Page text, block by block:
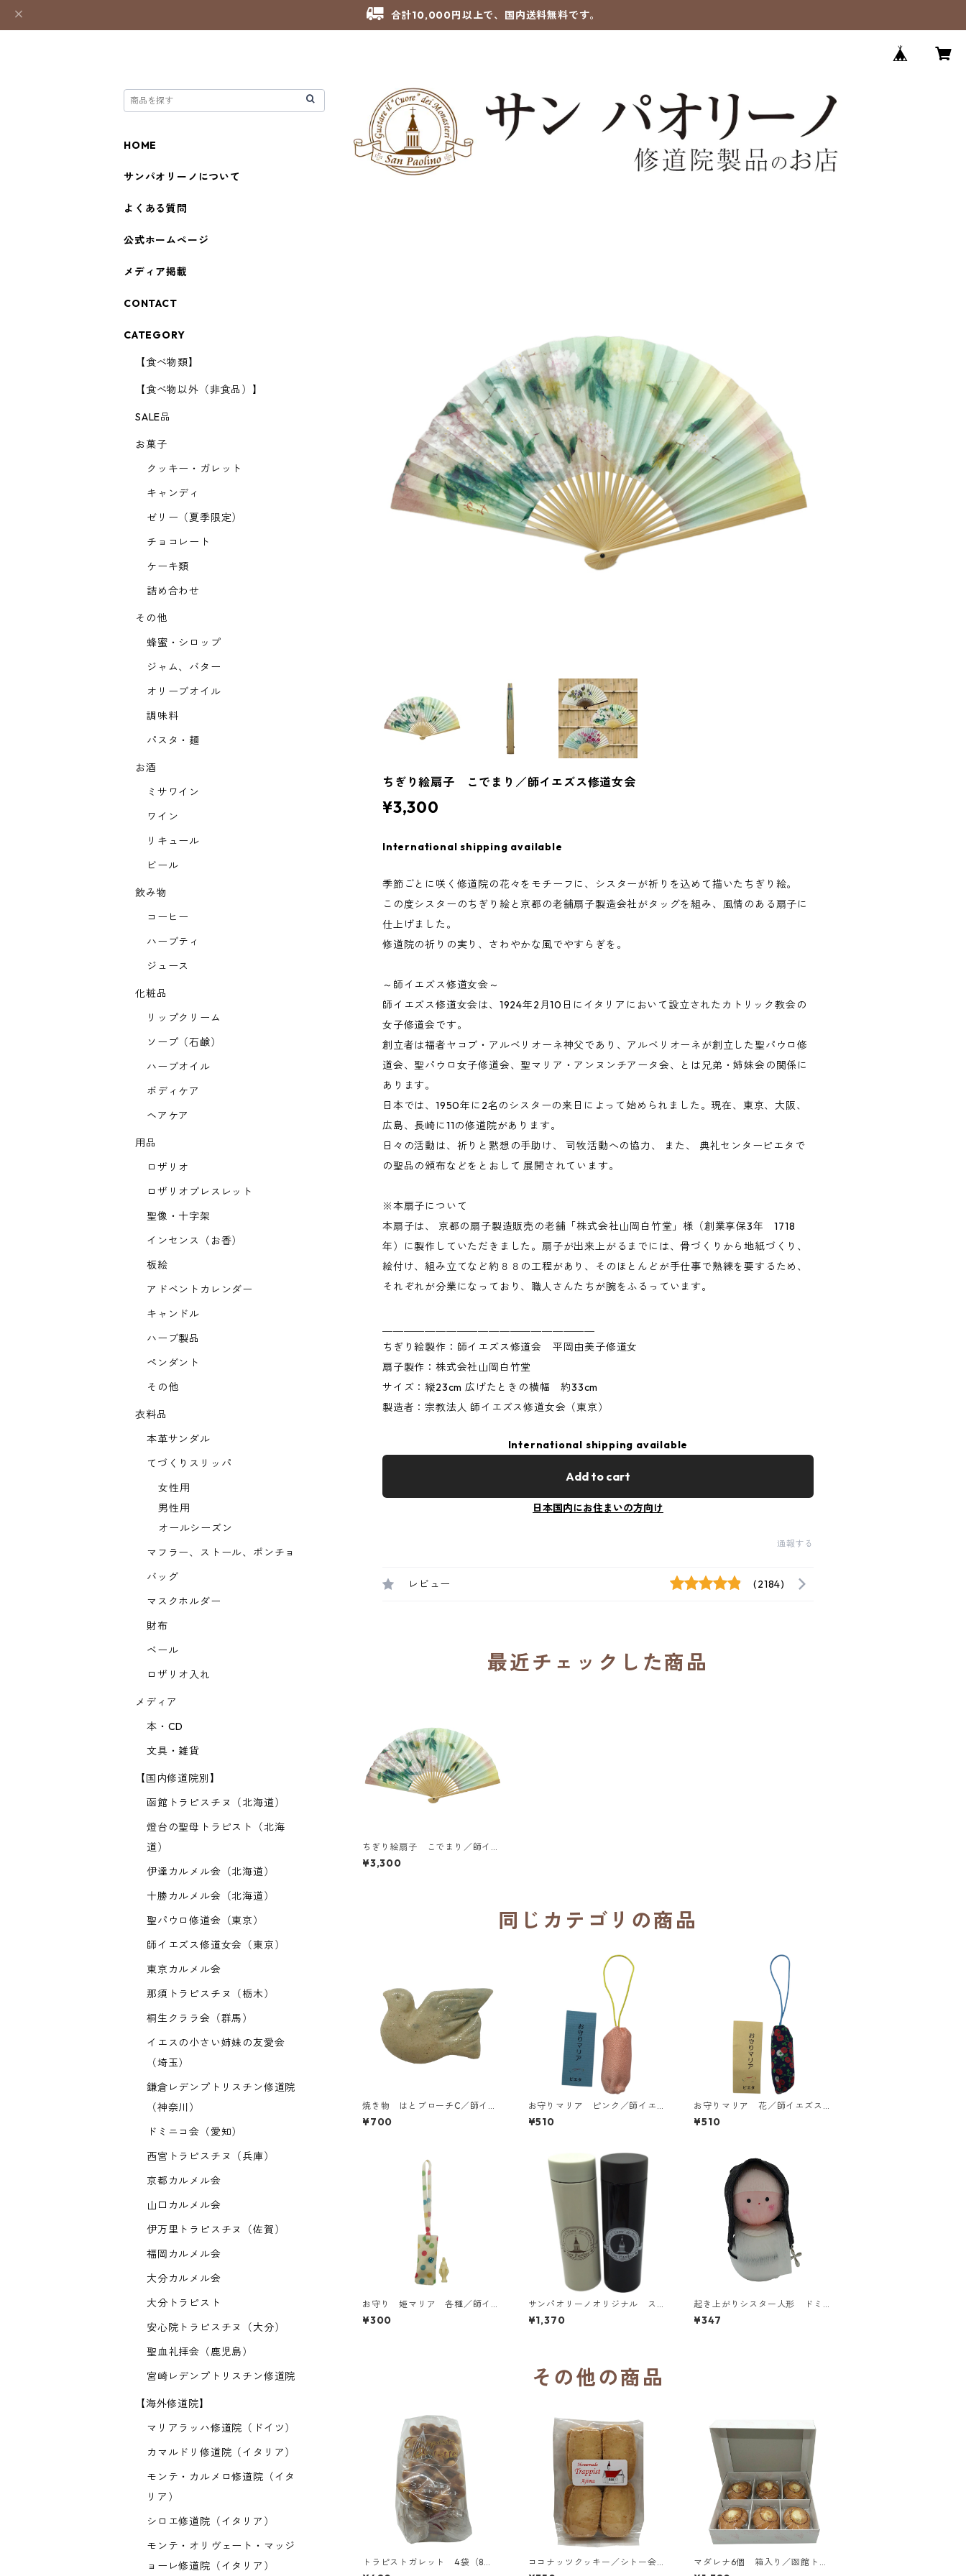
合計10,000円以上で、国内送料無料です。
ちぎり絵扇子 こでまり／師イエズス修道女会
¥3,300
International shipping available
季節ごとに咲く修道院の花々をモチーフに、シスターが祈りを込めて描いたちぎり絵。
この度シスターのちぎり絵と京都の老舗扇子製造会社がタッグを組み、風情のある扇子に
仕上げました。
修道院の祈りの実り、さわやかな風でやすらぎを。
～師イエズス修道女会～
師イエズス修道女会は、1924年2月10日にイタリアにおいて設立されたカトリック教会の
女子修道会です。
創立者は福者ヤコブ・アルベリオーネ神父であり、アルベリオーネが創立した聖パウロ修
道会、聖パウロ女子修道会、聖マリア・アンヌンチアータ会、とは兄弟・姉妹会の関係に
あります。
日本では、1950年に2名のシスターの来日によって始められました。現在、東京、大阪、
広島、長崎に11の修道院があります。
日々の活動は、祈りと黙想の手助け、 司牧活動への協力、 また、 典礼センターピエタで
の聖品の頒布などをとおして 展開されています。
※本扇子について
本扇子は、 京都の扇子製造販売の老舗「株式会社山岡白竹堂」様（創業享保3年 1718
年）に製作していただきました。扇子が出来上がるまでには、骨づくりから地紙づくり、
絵付け、組み立てなど約８８の工程があり、そのほとんどが手仕事で熟練を要するため、
それぞれが分業になっており、職人さんたちが腕をふるっています。
ちぎり絵製作：師イエズス修道会 平岡由美子修道女
扇子製作：株式会社山岡白竹堂
サイズ：縦23cm 広げたときの横幅 約33cm
製造者：宗教法人 師イエズス修道女会（東京）
International shipping available
Add to cart
日本国内にお住まいの方向け
通報する
レビュー (2184)
最近チェックした商品
ちぎり絵扇子 こでまり／師イエ
ズス修道女会
¥3,300
同じカテゴリの商品
焼き物 はとブローチC／師イエ
ズス修道女会
¥700
お守りマリア ピンク／師イエズ
ス修道女会
¥510
お守りマリア 花／師イエズス修
道女会
¥510
お守り 姫マリア 各種／師イエ
ズス修道女会
¥300
サンパオリーノオリジナル ステ
ンレスボトル（230ml）／ブラッ
ク・アイボリー
¥1,370
起き上がりシスター人形 ドミニ
コ会
¥347
その他の商品
トラピストガレット 4袋（8
個）入り／シトー会 那須トラピ
ココナッツクッキー／シトー会
安心院（あじむ）トラピスチヌ修
マダレナ6個 箱入り／函館トラ
ピスチヌ修道院 天使園
HOME
サンパオリーノについて
よくある質問
公式ホームページ
メディア掲載
CONTACT
CATEGORY
【食べ物類】
【食べ物以外（非食品）】
SALE品
お菓子
クッキー・ガレット
キャンディ
ゼリー（夏季限定）
チョコレート
ケーキ類
詰め合わせ
その他
蜂蜜・シロップ
ジャム、バター
オリーブオイル
調味料
パスタ・麺
お酒
ミサワイン
ワイン
リキュール
ビール
飲み物
コーヒー
ハーブティ
ジュース
化粧品
リップクリーム
ソープ（石鹸）
ハーブオイル
ボディケア
ヘアケア
用品
ロザリオ
ロザリオブレスレット
聖像・十字架
インセンス（お香）
板絵
アドベントカレンダー
キャンドル
ハーブ製品
ペンダント
その他
衣料品
本革サンダル
てづくりスリッパ
女性用
男性用
オールシーズン
マフラー、ストール、ポンチョ
バッグ
マスクホルダー
財布
ベール
ロザリオ入れ
メディア
本・CD
文具・雑貨
【国内修道院別】
函館トラピスチヌ（北海道）
燈台の聖母トラピスト（北海
道）
伊達カルメル会（北海道）
十勝カルメル会（北海道）
聖パウロ修道会（東京）
師イエズス修道女会（東京）
東京カルメル会
那須トラピスチヌ（栃木）
桐生クララ会（群馬）
イエスの小さい姉妹の友愛会
（埼玉）
鎌倉レデンプトリスチン修道院
（神奈川）
ドミニコ会（愛知）
西宮トラピスチヌ（兵庫）
京都カルメル会
山口カルメル会
伊万里トラピスチヌ（佐賀）
福岡カルメル会
大分カルメル会
大分トラピスト
安心院トラピスチヌ（大分）
聖血礼拝会（鹿児島）
宮崎レデンプトリスチン修道院
【海外修道院】
マリアラッハ修道院（ドイツ）
カマルドリ修道院（イタリア）
モンテ・カルメロ修道院（イタ
リア）
シロエ修道院（イタリア）
モンテ・オリヴェート・マッジ
ョーレ修道院（イタリア）